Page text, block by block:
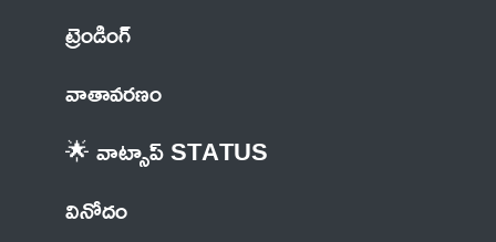
ట్రెండింగ్
వాతావరణం
🌟 వాట్సాప్ STATUS
వినోదం